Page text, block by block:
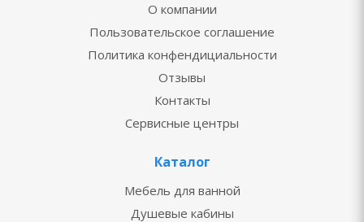
О компании
Пользовательское соглашение
Политика конфендициальности
Отзывы
Контакты
Сервисные центры
Каталог
Мебель для ванной
Душевые кабины